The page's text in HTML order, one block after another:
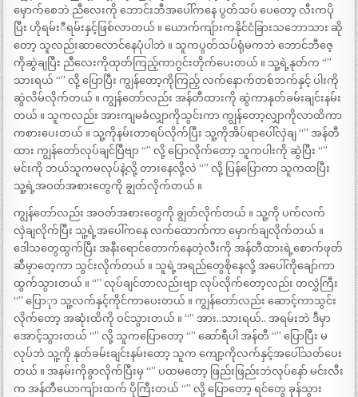
မှောက်စေဘဲ ညီလေးကို ဘောင်းဘီအပေါ်ကနေ ပွတ်သပ် ပေတော့ လီးကပို
ပြီး ဟိုရမ်းီရမ်းနှင့်ဖြစ်လာတယ် ။ ယောက်ကျ်ားကနိုင်ငံခြားသဘောသား ဆို
တော့ သူလည်းဆာလောင်နေပုံပါဘဲ ။ သူကပွတ်သပ်ရုံမကဘဲ ဘောင်ဘီဇေ့
ကိုဆွဲချပြီး ညီလေးကိုထုတ်ကြည့်ကာဂွင်းတိုက်ပေးတယ် ။ သူ့ရဲ့နုတ်က “”
သားရယ် “” လို့ ပြောပြီး ကျွန်တော့ကိုကြည့် လက်နောက်တစ်ဘက်နှင့် ပါးကို
ဆွဲလိမ်လိုက်တယ် ။ ကျွန်တော်လည်း အန်တီထားကို ဆွဲကာနုတ်ခမ်းချင်းနမ်း
တယ် ။ သူကလည်း အားကျမခံလျှာကိုသွင်းကာ ကျွန်တော့လျှာကိုလာထိကာ
ကစားပေးတယ် ။ သူ့ကိုနမ်းတာရပ်လိုက်ပြီး သူ့ကိုအိပ်ရာပေါ်လှဲချ “” အန်တီ
ထား ကျွန်တော်လုပ်ချင်ပြီဗျာ “” လို့ ပြောလိုက်တော့ သူကပါးကို ဆွဲပြီး “”
မင်းကို ဘယ်သူကမလုပ်နဲ့လို့ တားနေလို့လဲ “” လို့ ပြန်ပြောကာ သူကထပြီး
သူ့ရဲ့အဝတ်အစားတွေကို ချွတ်လိုက်တယ် ။
ကျွန်တော်လည်း အဝတ်အစားတွေကို ချွတ်လိုက်တယ် ။ သူ့ကို ပက်လက်
လှဲချလိုက်ပြီး သူ့ရဲ့အပေါ်ကနေ လက်ထောက်ကာ မှောက်ချလိုက်တယ် ။
ဒေါသတွေထွက်ပြီး အနီးရောင်တောက်နေတဲ့လီးကို အန်တီထားရဲ့စောက်ဖုတ်
ဆီမှာတေ့ကာ သွင်းလိုက်တယ် ။ သူရဲ့အရည်တွေစိုနေလို့ အပေါ်ကိုချော်ကာ
ထွက်သွားတယ် ။ “” လုပ်ချင်တာလည်းဗျာ လုပ်လိုက်တော့လည်း တလွှဲကြီး
“” ပြောုာ သူ့လက်နှင့်ကိုင်ကာပေးတယ် ။ ကျွန်တော်လည်း ဆောင့်ကာသွင်း
လိုက်တော့ အဆုံးထိကို ဝင်သွားတယ် ။ “” အား..သားရယ်.. အရမ်းဘဲ ဒီမှာ
အောင့်သွားတယ် “” လို့ သူကပြောတော့ “” ဆော်ရီပါ အန်တီ “” ပြောပြီး မ
လုပ်ဘဲ သူ့ကို နုတ်ခမ်းချင်းနမ်းတော့ သူက ကျော့ကိုလက်နှင့်အပေါ်သတ်ပေး
တယ် ။ အနမ်းကိုခွာလိုက်ပြီးမှ “” ပထမတော့ ဖြည်းဖြည်းဘဲလုပ်နော် မင်းလီး
က အန်တီယောကျ်ားထက် ပိုကြီးတယ် “” လို့ ပြောတော့ ရင်တွေ ခုန်သွား